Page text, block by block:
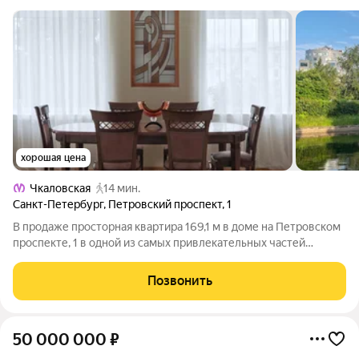
хорошая цена
Чкаловская
14 мин.
Санкт-Петербург, Петровский проспект,1
В продаже просторная квартира 169,1 м в доме на Петровском
проспекте, 1 в одной из самых привлекательных частей
зелёными зонами. Текущая планировка включает большую
кухню-гостиную, две спальни,
Позвонить
50 000 000 ₽